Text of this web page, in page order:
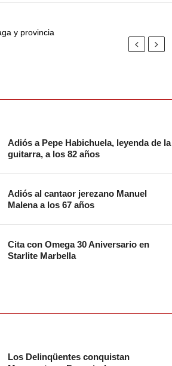
y provincia
Adiós a Pepe Habichuela, leyenda de la
guitarra, a los 82 años
Adiós al cantaor jerezano Manuel
Malena a los 67 años
Cita con Omega 30 Aniversario en
Starlite Marbella
Los Delinqüentes conquistan